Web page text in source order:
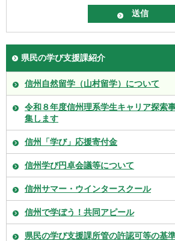
県民の学び支援課紹介
信州自然留学（山村留学）について
令和８年度信州理系学生キャリア探索
集します
信州「学び」応援寄付金
信州学び円卓会議等について
信州サマー・ウインタースクール
信州で学ぼう！共同アピール
県民の学び支援課所管の許認可等の基